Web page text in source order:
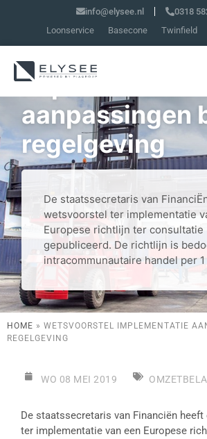
info@elysee.nl
0318
Loonservice
Basecone Twinfield
Wetsvoorstel
implementatie
aanpassingen
regelgeving
De staatssecretaris van
wetsvoorstel ter implementatie
Europese richtlijn ter consultatie
gepubliceerd. De richtlijn is
intracommunautaire handel per 1
HOME » WETSVOORSTEL IMPLEMENTATIE
REGELGEVING
WO 08 MEI 2019
De staatssecretaris van Financiën heeft
ter implementatie van een Europese